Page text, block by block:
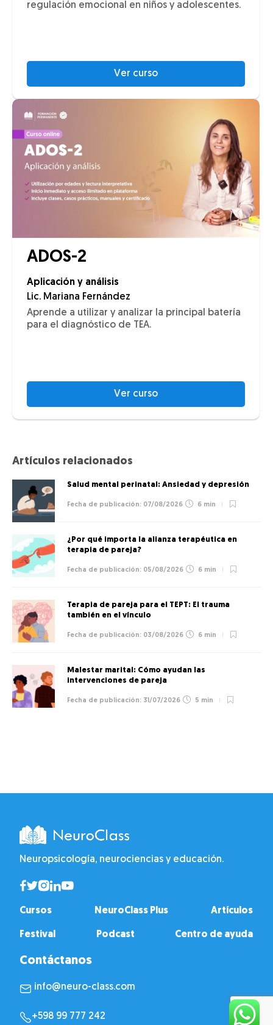
regulación emocional en niños y adolescentes.
Ver curso
ADOS-2
Aplicación y análisis
Lic. Mariana Fernández
Aprende a utilizar y analizar la principal batería
para el diagnóstico de TEA.
Ver curso
Artículos relacionados
Salud mental perinatal: Ansiedad y depresión
07/08/2026 6 min
¿Por qué importa la alianza terapéutica en
terapia de pareja?
05/08/2026 6 min
Terapia de pareja para el TEPT: El trauma
también en el vínculo
03/08/2026 6 min
Malestar marital: Cómo ayudan las
intervenciones de pareja
31/07/2026 5 min
Neuropsicología, neurociencias y educación.
Cursos NeuroClass Plus Artículos
Festival Podcast Centro de ayuda
Contáctanos
info@neuro-class.com
+598 99 777 242